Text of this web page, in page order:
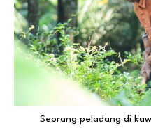
Seorang peladang di